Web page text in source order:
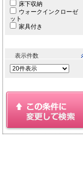
床下収納
ウォークインクローゼ
ット
家具付き
表示件数